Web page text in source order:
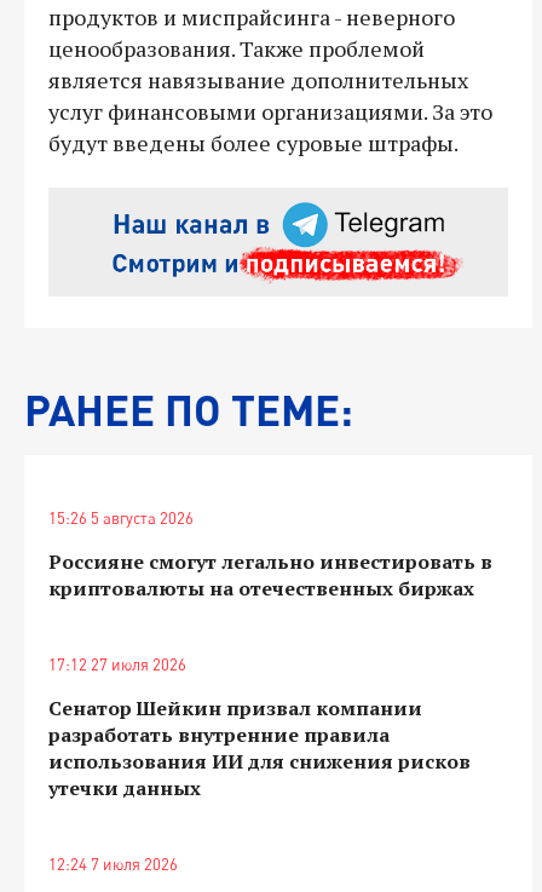
продуктов и миспрайсинга - неверного
ценообразования. Также проблемой
является навязывание дополнительных
услуг финансовыми организациями. За это
будут введены более суровые штрафы.
РАНЕЕ ПО ТЕМЕ:
15:26 5 августа 2026
Россияне смогут легально инвестировать в
криптовалюты на отечественных биржах
17:12 27 июля 2026
Сенатор Шейкин призвал компании
разработать внутренние правила
использования ИИ для снижения рисков
утечки данных
12:24 7 июля 2026